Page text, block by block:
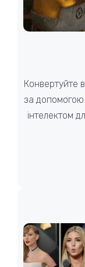
Конвертуйте
за допомогою
інтелектом